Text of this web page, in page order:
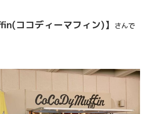
ココディーマフィン)】
さんで